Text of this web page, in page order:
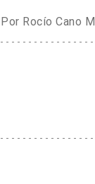
Por Rocío Cano M.